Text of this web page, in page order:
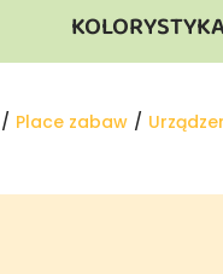
Place zabaw